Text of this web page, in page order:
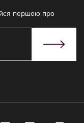
першою про